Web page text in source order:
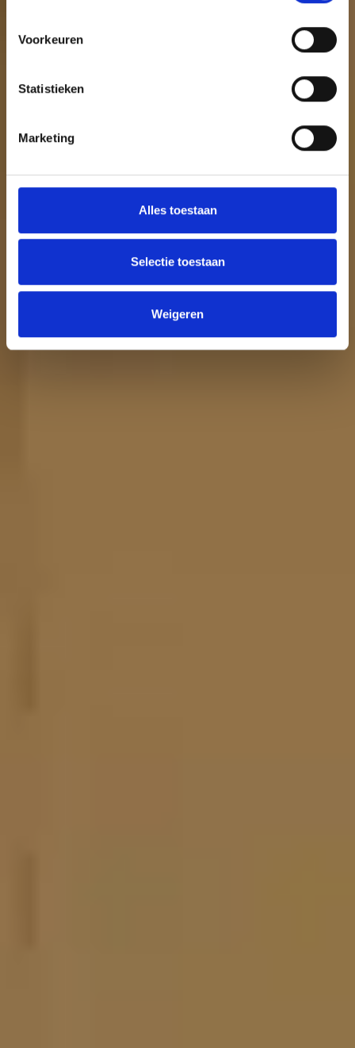
Voorkeuren
Statistieken
Marketing
Alles toestaan
Selectie toestaan
Weigeren